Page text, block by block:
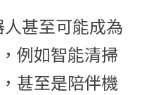
甚至可能成為
例如智能清掃
甚至是陪伴機